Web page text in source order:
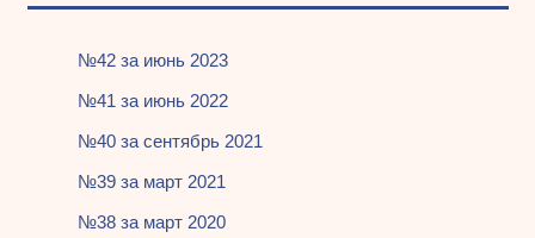
№42 за июнь 2023
№41 за июнь 2022
№40 за сентябрь 2021
№39 за март 2021
№38 за март 2020